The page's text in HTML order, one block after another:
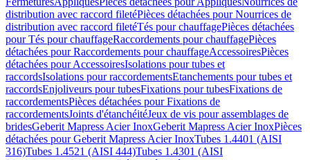
distribution avec raccord filetéPièces détachées pour Nourrices de
distribution avec raccord filetéTés pour chauffagePièces détachées
pour Tés pour chauffageRaccordements pour chauffagePièces
détachées pour Raccordements pour chauffageAccessoiresPièces
détachées pour AccessoiresIsolations pour tubes et
raccordsIsolations pour raccordementsEtanchements pour tubes et
raccordsEnjoliveurs pour tubesFixations pour tubesFixations de
raccordementsPièces détachées pour Fixations de
raccordementsJoints d'étanchéitéJeux de vis pour assemblages de
bridesGeberit Mapress Acier InoxGeberit Mapress Acier InoxPièces
détachées pour Geberit Mapress Acier InoxTubes 1.4401 (AISI
316)Tubes 1.4521 (AISI 444)Tubes 1.4301 (AISI